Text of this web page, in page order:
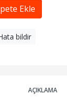
Ekle
bildir
AÇIKLAMA